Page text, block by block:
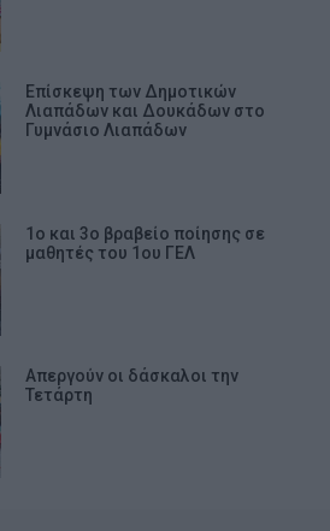
Επίσκεψη των Δημοτικών
Λιαπάδων και Δουκάδων στο
Γυμνάσιο Λιαπάδων
1ο και 3ο βραβείο ποίησης σε
μαθητές του 1ου ΓΕΛ
Απεργούν οι δάσκαλοι την
Τετάρτη